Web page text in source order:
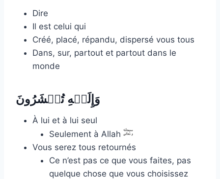
Dire
Il est celui qui
Créé, placé, répandu, dispersé vous tous
Dans, sur, partout et partout dans le
monde
وَإِلَیۡهِ تُحۡشَرُونَ
À lui et à lui seul
Seulement à Allah
Vous serez tous retournés
Ce n’est pas ce que vous faites, pas
quelque chose que vous choisissez